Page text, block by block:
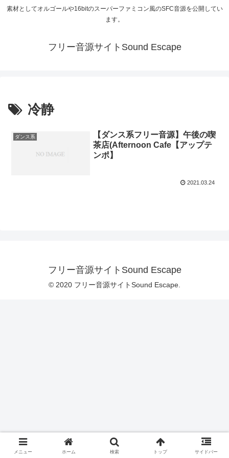
素材としてオルゴールや16bitのスーパーファミコン風のSFC音源を公開してい
ます。
フリー音源サイトSound Escape
冷静
ダンス系
【ダンス系フリー音源】午後の喫
茶店(Afternoon Cafe【アップテ
ンポ】
2021.03.24
フリー音源サイトSound Escape
© 2020 フリー音源サイトSound Escape.
メニュー ホーム 検索 トップ サイドバー